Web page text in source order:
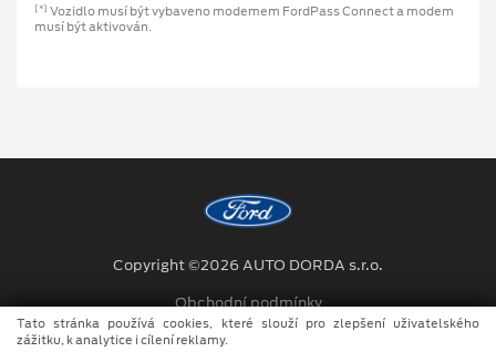
[*]
Vozidlo musí být vybaveno modemem FordPass Connect a modem
musí být aktivován.
Copyright ©2026 AUTO DORDA s.r.o.
Obchodní podmínky
Ochrana osobních údajů
Tato stránka používá cookies, které slouží pro zlepšení uživatelského
zážitku, k analytice i cílení reklamy.